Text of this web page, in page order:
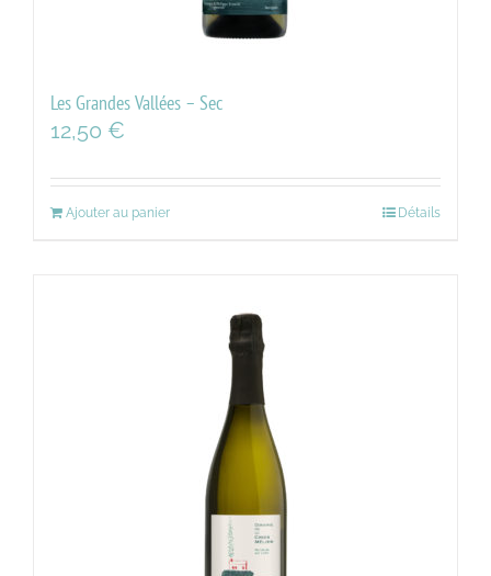
Les Grandes Vallées – Sec
12,50 €
Ajouter au panier Détails